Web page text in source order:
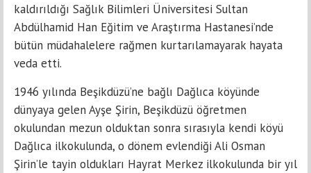
kaldırıldığı Sağlık Bilimleri Üniversitesi Sultan
Abdülhamid Han Eğitim ve Araştırma Hastanesi’nde
bütün müdahalelere rağmen kurtarılamayarak hayata
veda etti.
1946 yılında Beşikdüzü’ne bağlı Dağlıca köyünde
dünyaya gelen Ayşe Şirin, Beşikdüzü öğretmen
okulundan mezun olduktan sonra sırasıyla kendi köyü
Dağlıca ilkokulunda, o dönem evlendiği Ali Osman
Şirin’le tayin oldukları Hayrat Merkez ilkokulunda bir yıl